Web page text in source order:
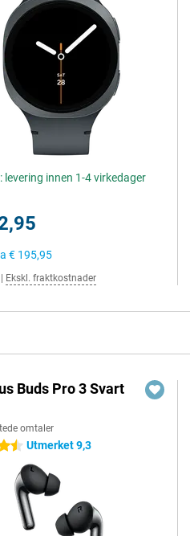
levering innen 1-4 virkedager
€ 195,95
Ekskl. fraktkostnader
Buds Pro 3 Svart
omtaler
Utmerket 9,3